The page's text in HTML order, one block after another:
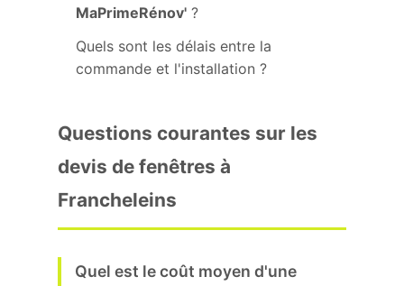
MaPrimeRénov' ?
Quels sont les délais entre la
commande et l'installation ?
Questions courantes sur les
devis de fenêtres à
Francheleins
Quel est le coût moyen d'une